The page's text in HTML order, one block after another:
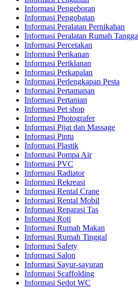
Informasi Pengeboran
Informasi Pengobatan
Informasi Peralatan Pernikahan
Informasi Peralatan Rumah Tangga
Informasi Percetakan
Informasi Perikanan
Informasi Periklanan
Informasi Perkapalan
Informasi Perlengkapan Pesta
Informasi Pertamanan
Informasi Pertanian
Informasi Pet shop
Informasi Photografer
Informasi Pijat dan Massage
Informasi Pintu
Informasi Plastik
Informasi Pompa Air
Informasi PVC
Informasi Radiator
Informasi Rekreasi
Informasi Rental Crane
Informasi Rental Mobil
Informasi Reparasi Tas
Informasi Roti
Informasi Rumah Makan
Informasi Rumah Tinggal
Informasi Safety
Informasi Salon
Informasi Sayur-sayuran
Informasi Scaffolding
Informasi Sedot WC